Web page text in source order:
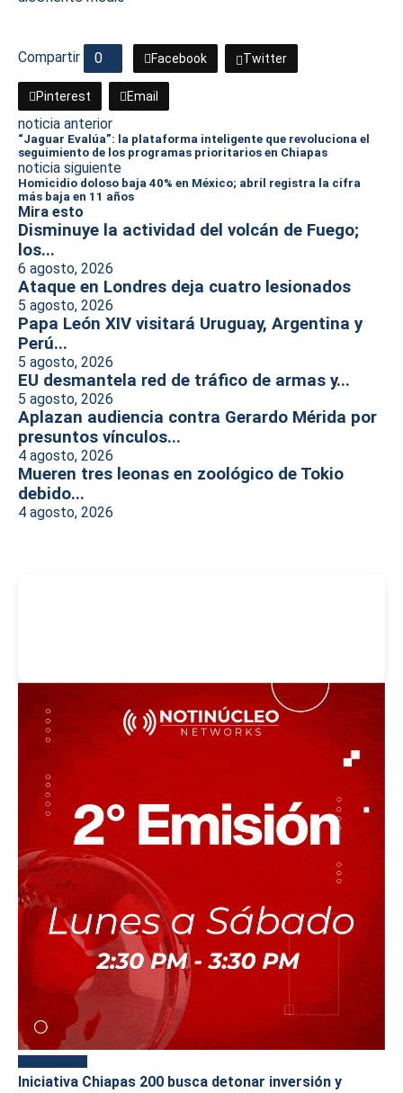
Compartir 0 Facebook Twitter
Pinterest Email
noticia anterior
“Jaguar Evalúa”: la plataforma inteligente que revoluciona el
seguimiento de los programas prioritarios en Chiapas
noticia siguiente
Homicidio doloso baja 40% en México; abril registra la cifra
más baja en 11 años
Mira esto
Disminuye la actividad del volcán de Fuego;
los...
6 agosto, 2026
Ataque en Londres deja cuatro lesionados
5 agosto, 2026
Papa León XIV visitará Uruguay, Argentina y
Perú...
5 agosto, 2026
EU desmantela red de tráfico de armas y...
5 agosto, 2026
Aplazan audiencia contra Gerardo Mérida por
presuntos vínculos...
4 agosto, 2026
Mueren tres leonas en zoológico de Tokio
debido...
4 agosto, 2026
Iniciativa Chiapas 200 busca detonar inversión y